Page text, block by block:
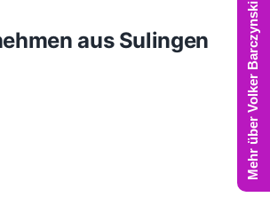
aus Sulingen Mehr über Volker Barczynski